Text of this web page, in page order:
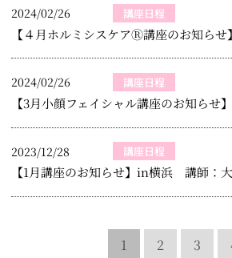
2024/02/26 講座日程
【４月ホルミシスケアⓇ講座のお知ら
2024/02/26 講座日程
【3月小顔フェイシャル講座のお知ら
2023/12/28 講座日程
【1月講座のお知らせ】in横浜 講師：
1 2 3